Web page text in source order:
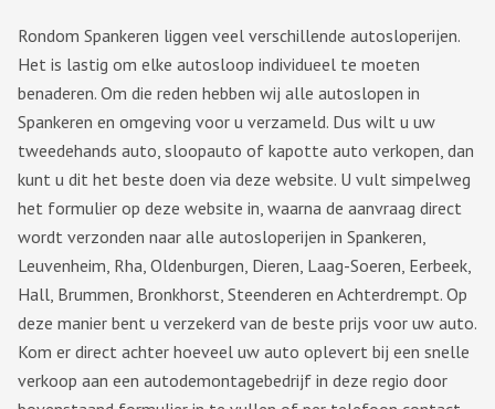
Rondom Spankeren liggen veel verschillende autosloperijen.
Het is lastig om elke autosloop individueel te moeten
benaderen. Om die reden hebben wij alle autoslopen in
Spankeren en omgeving voor u verzameld. Dus wilt u uw
tweedehands auto, sloopauto of kapotte auto verkopen, dan
kunt u dit het beste doen via deze website. U vult simpelweg
het formulier op deze website in, waarna de aanvraag direct
wordt verzonden naar alle autosloperijen in Spankeren,
Leuvenheim, Rha, Oldenburgen, Dieren, Laag-Soeren, Eerbeek,
Hall, Brummen, Bronkhorst, Steenderen en Achterdrempt. Op
deze manier bent u verzekerd van de beste prijs voor uw auto.
Kom er direct achter hoeveel uw auto oplevert bij een snelle
verkoop aan een autodemontagebedrijf in deze regio door